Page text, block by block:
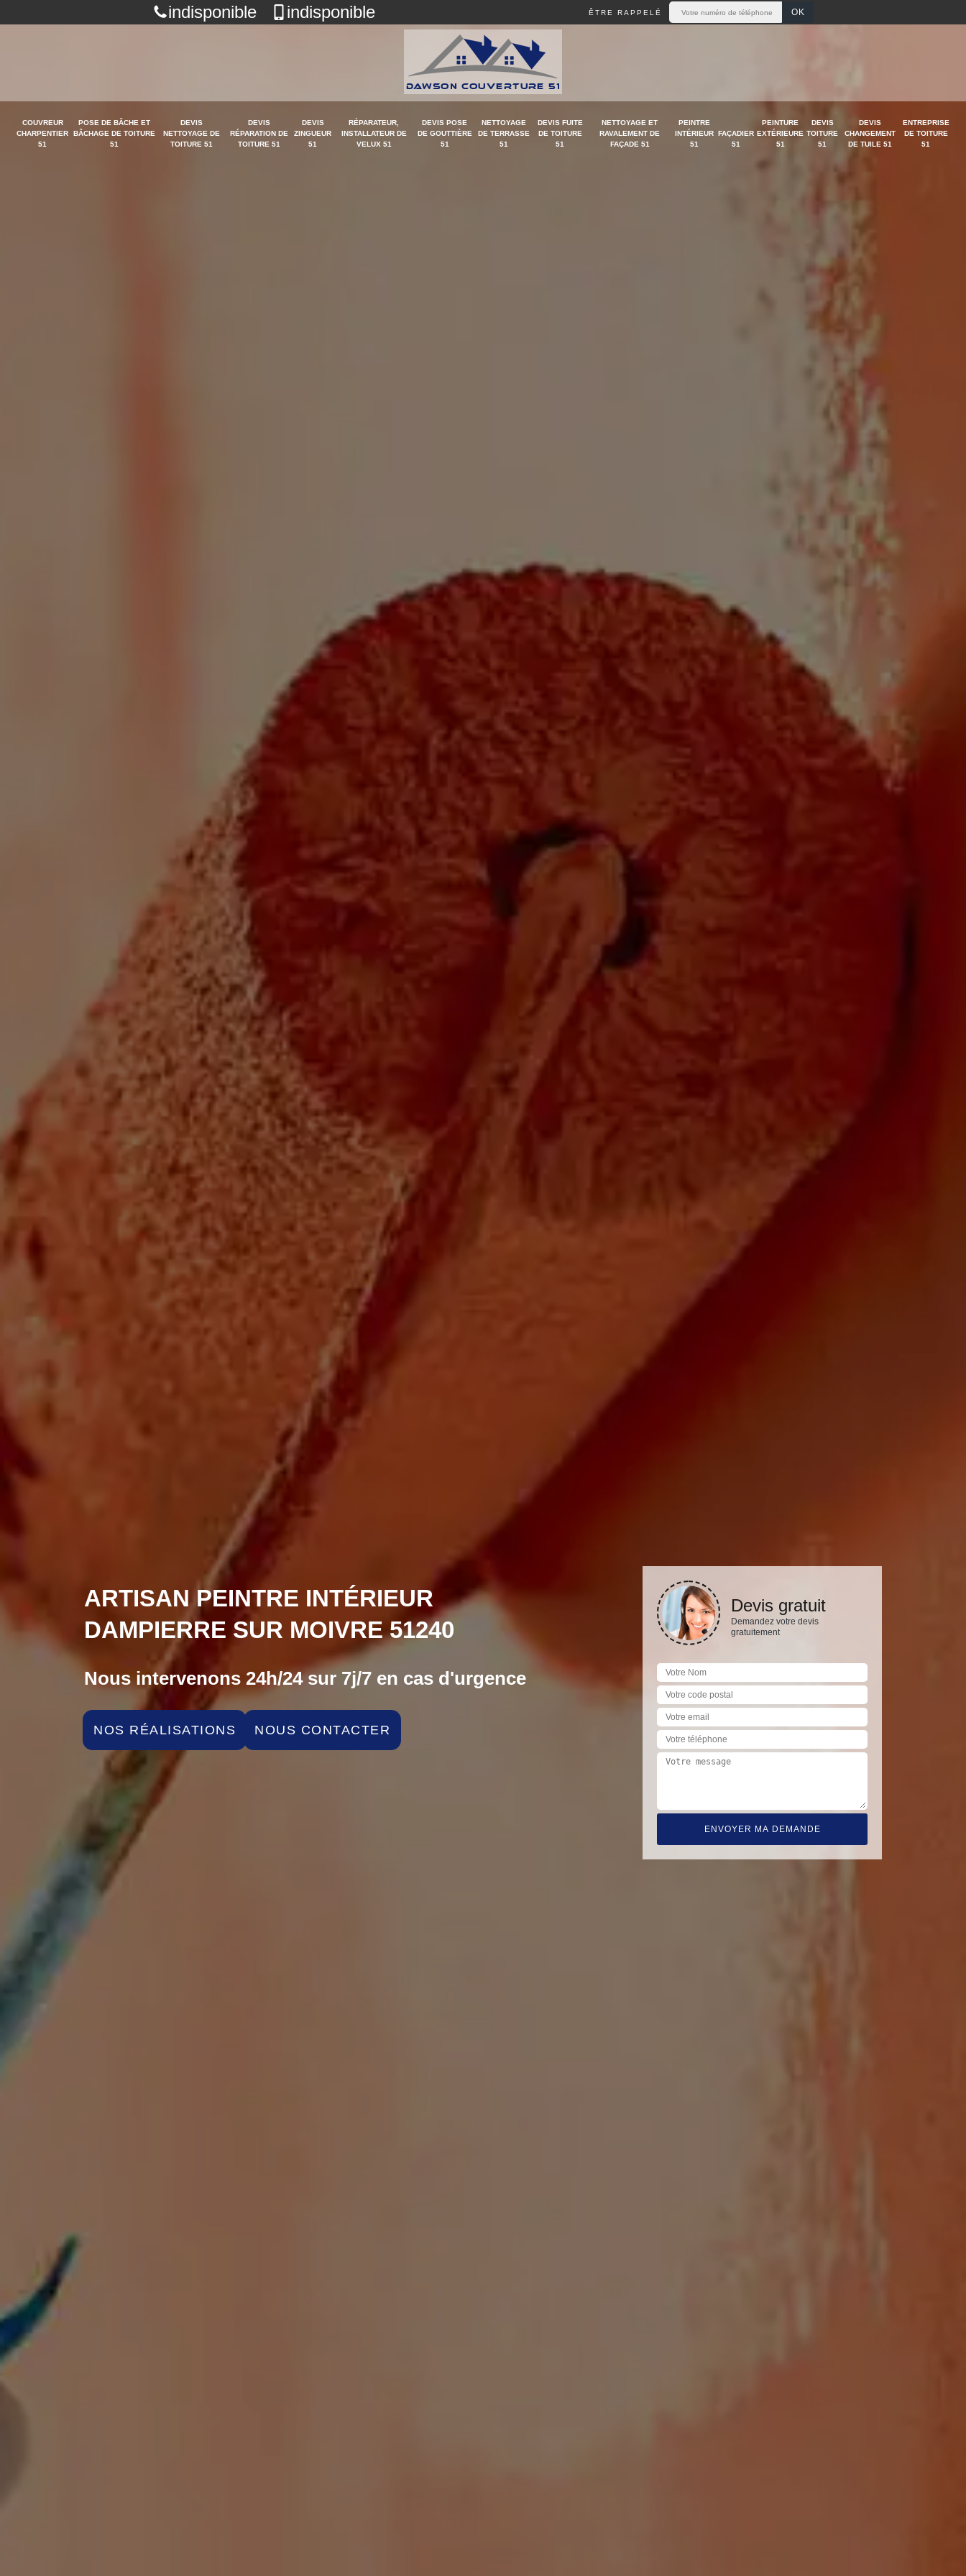
indisponible indisponible ÊTRE RAPPELÉ
COUVREUR
CHARPENTIER
51
POSE DE BÂCHE ET
BÂCHAGE DE TOITURE
51
DEVIS
NETTOYAGE DE
TOITURE 51
DEVIS
RÉPARATION DE
TOITURE 51
DEVIS
ZINGUEUR
51
RÉPARATEUR,
INSTALLATEUR DE
VELUX 51
DEVIS POSE
DE GOUTTIÈRE
51
NETTOYAGE
DE TERRASSE
51
DEVIS FUITE
DE TOITURE
51
NETTOYAGE ET
RAVALEMENT DE
FAÇADE 51
PEINTRE
INTÉRIEUR
51
FAÇADIER
51
PEINTURE
EXTÉRIEURE
51
DEVIS
TOITURE
51
DEVIS
CHANGEMENT
DE TUILE 51
ENTREPRISE
DE TOITURE
51
ARTISAN PEINTRE INTÉRIEUR
DAMPIERRE SUR MOIVRE 51240
Nous intervenons 24h/24 sur 7j/7 en cas d'urgence
NOS RÉALISATIONS NOUS CONTACTER
Devis gratuit
Demandez votre devis
gratuitement